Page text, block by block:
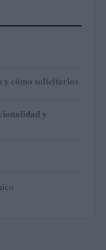
y cómo solicitarlos
y